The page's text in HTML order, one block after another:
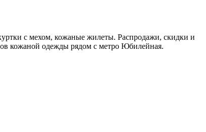
с мехом, кожаные жилеты. Распродажи, скидки и
кожаной одежды рядом с метро Юбилейная.